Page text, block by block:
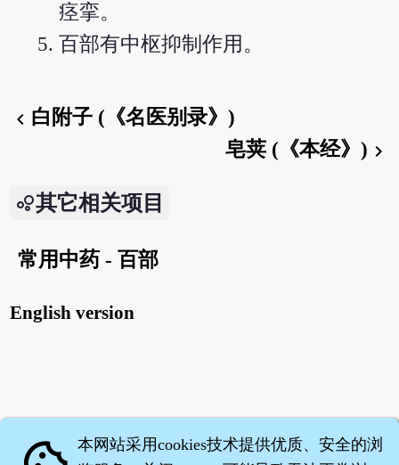
痉挛。
百部有中枢抑制作用。
chevron_left 白附子 (《名医别录》)
皂荚 (《本经》) chevron_right
其它相关项目
常用中药 - 百部
English version
本网站采用cookies技术提供优质、安全的浏